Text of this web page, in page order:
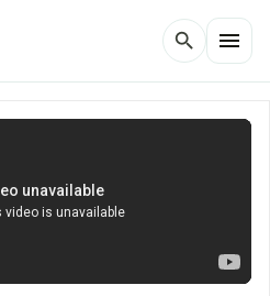
search menu